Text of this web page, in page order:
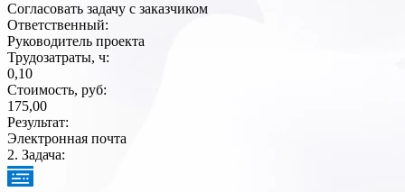
Согласовать задачу с заказчиком
Ответственный:
Руководитель проекта
Трудозатраты, ч:
0,10
Стоимость, руб:
175,00
Результат:
Электронная почта
2. Задача: